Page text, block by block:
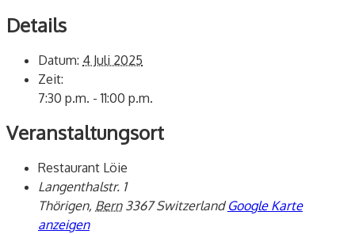
Details
Datum: 4 Juli 2025
Zeit:
7:30 p.m. - 11:00 p.m.
Veranstaltungsort
Restaurant Löie
Langenthalstr. 1
Thörigen, Bern 3367 Switzerland Google Karte
anzeigen